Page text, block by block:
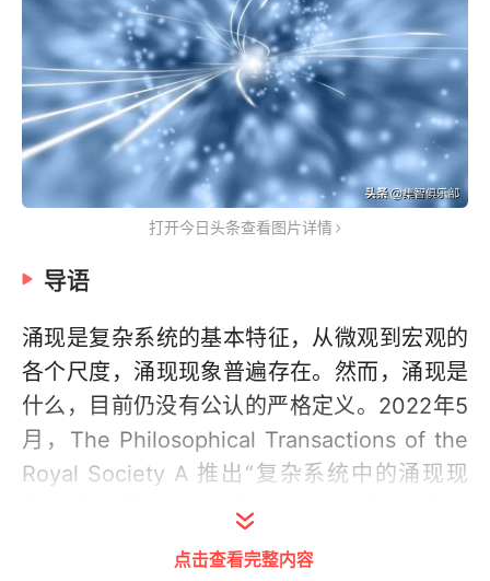
打开今日头条查看图片详情
导语
涌现是复杂系统的基本特征，从微观到宏观的
各个尺度，涌现现象普遍存在。然而，涌现是
什么，目前仍没有公认的严格定义。2022年5
月，The Philosophical Transactions of the
Royal Society A 推出“复杂系统中的涌现现
象”特刊，汇总了关于涌现的理论探索，以及对
点击查看完整内容